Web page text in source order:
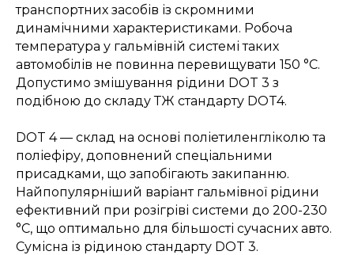
транспортних засобів із скромними
динамічними характеристиками. Робоча
температура у гальмівній системі таких
автомобілів не повинна перевищувати 150 °C.
Допустимо змішування рідини DOT 3 з
подібною до складу ТЖ стандарту DOT4.
DOT 4 — склад на основі поліетиленгліколю та
поліефіру, доповнений спеціальними
присадками, що запобігають закипанню.
Найпопулярніший варіант гальмівної рідини
ефективний при розігріві системи до 200-230
°C, що оптимально для більшості сучасних авто.
Сумісна із рідиною стандарту DOT 3.